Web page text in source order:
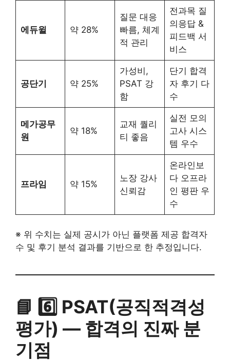
에듀윌 약 28%
질문 대응
빠름, 체계
적 관리
전과목 질
의응답 &
피드백 서
비스
공단기 약 25%
가성비,
PSAT 강
함
단기 합격
자 후기 다
수
메가공무
원
약 18%
교재 퀄리
티 좋음
실전 모의
고사 시스
템 우수
프라임 약 15%
노장 강사
신뢰감
온라인보
다 오프라
인 평판 우
수
※ 위 수치는 실제 공시가 아닌 플랫폼 제공 합격자
수 및 후기 분석 결과를 기반으로 한 추정입니다.
📘 6️⃣ PSAT(공직적격성
평가) — 합격의 진짜 분
기점